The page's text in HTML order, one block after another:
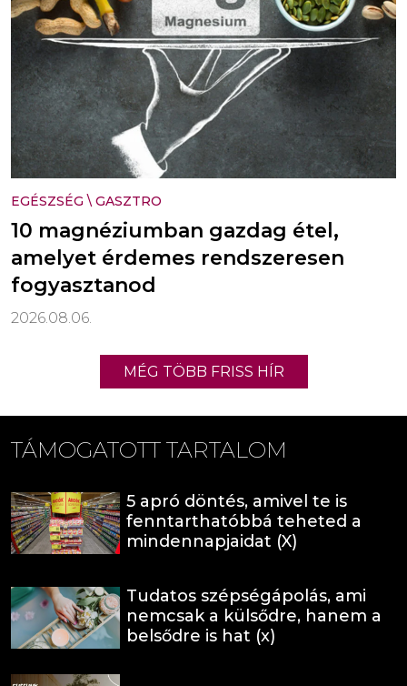
EGÉSZSÉG \ GASZTRO
10 magnéziumban gazdag étel,
amelyet érdemes rendszeresen
fogyasztanod
2026.08.06.
MÉG TÖBB FRISS HÍR
TÁMOGATOTT TARTALOM
5 apró döntés, amivel te is
fenntarthatóbbá teheted a
mindennapjaidat (X)
Tudatos szépségápolás, ami
nemcsak a külsődre, hanem a
belsődre is hat (x)